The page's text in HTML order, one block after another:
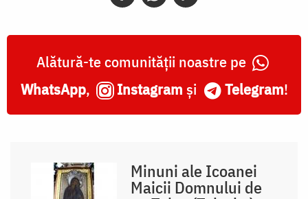
Alătură-te comunității noastre pe
WhatsApp, Instagram și Telegram!
Minuni ale Icoanei
Maicii Domnului de